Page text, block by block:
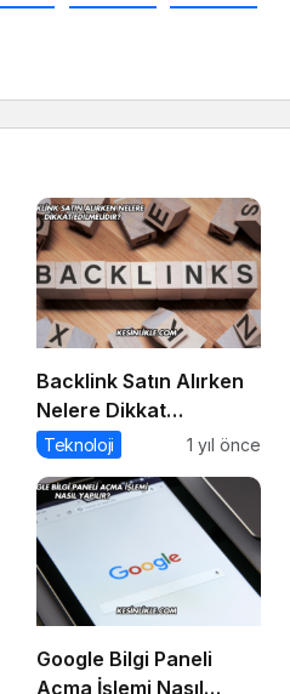
Backlink Satın Alırken
Nelere Dikkat
Edilmelidir?
Teknoloji 1 yıl önce
Google Bilgi Paneli
Açma İşlemi Nasıl